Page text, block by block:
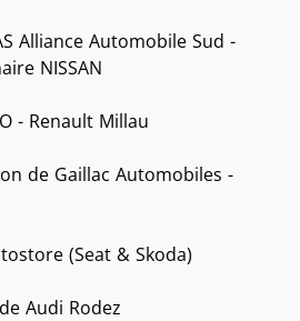
Alliance Automobile Sud -
NISSAN
- Renault Millau
de Gaillac Automobiles -
(Seat & Skoda)
Audi Rodez